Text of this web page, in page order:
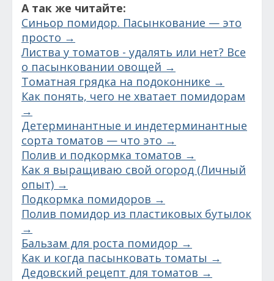
А так же читайте:
Синьор помидор. Пасынкование — это
просто →
Листва у томатов - удалять или нет? Все
о пасынковании овощей →
Томатная грядка на подоконнике →
Как понять, чего не хватает помидорам
→
Детерминантные и индетерминантные
сорта томатов — что это →
Полив и подкормка томатов →
Как я выращиваю свой огород (Личный
опыт) →
Подкормка помидоров →
Полив помидор из пластиковых бутылок
→
Бальзам для роста помидор →
Как и когда пасынковать томаты →
Дедовский рецепт для томатов →